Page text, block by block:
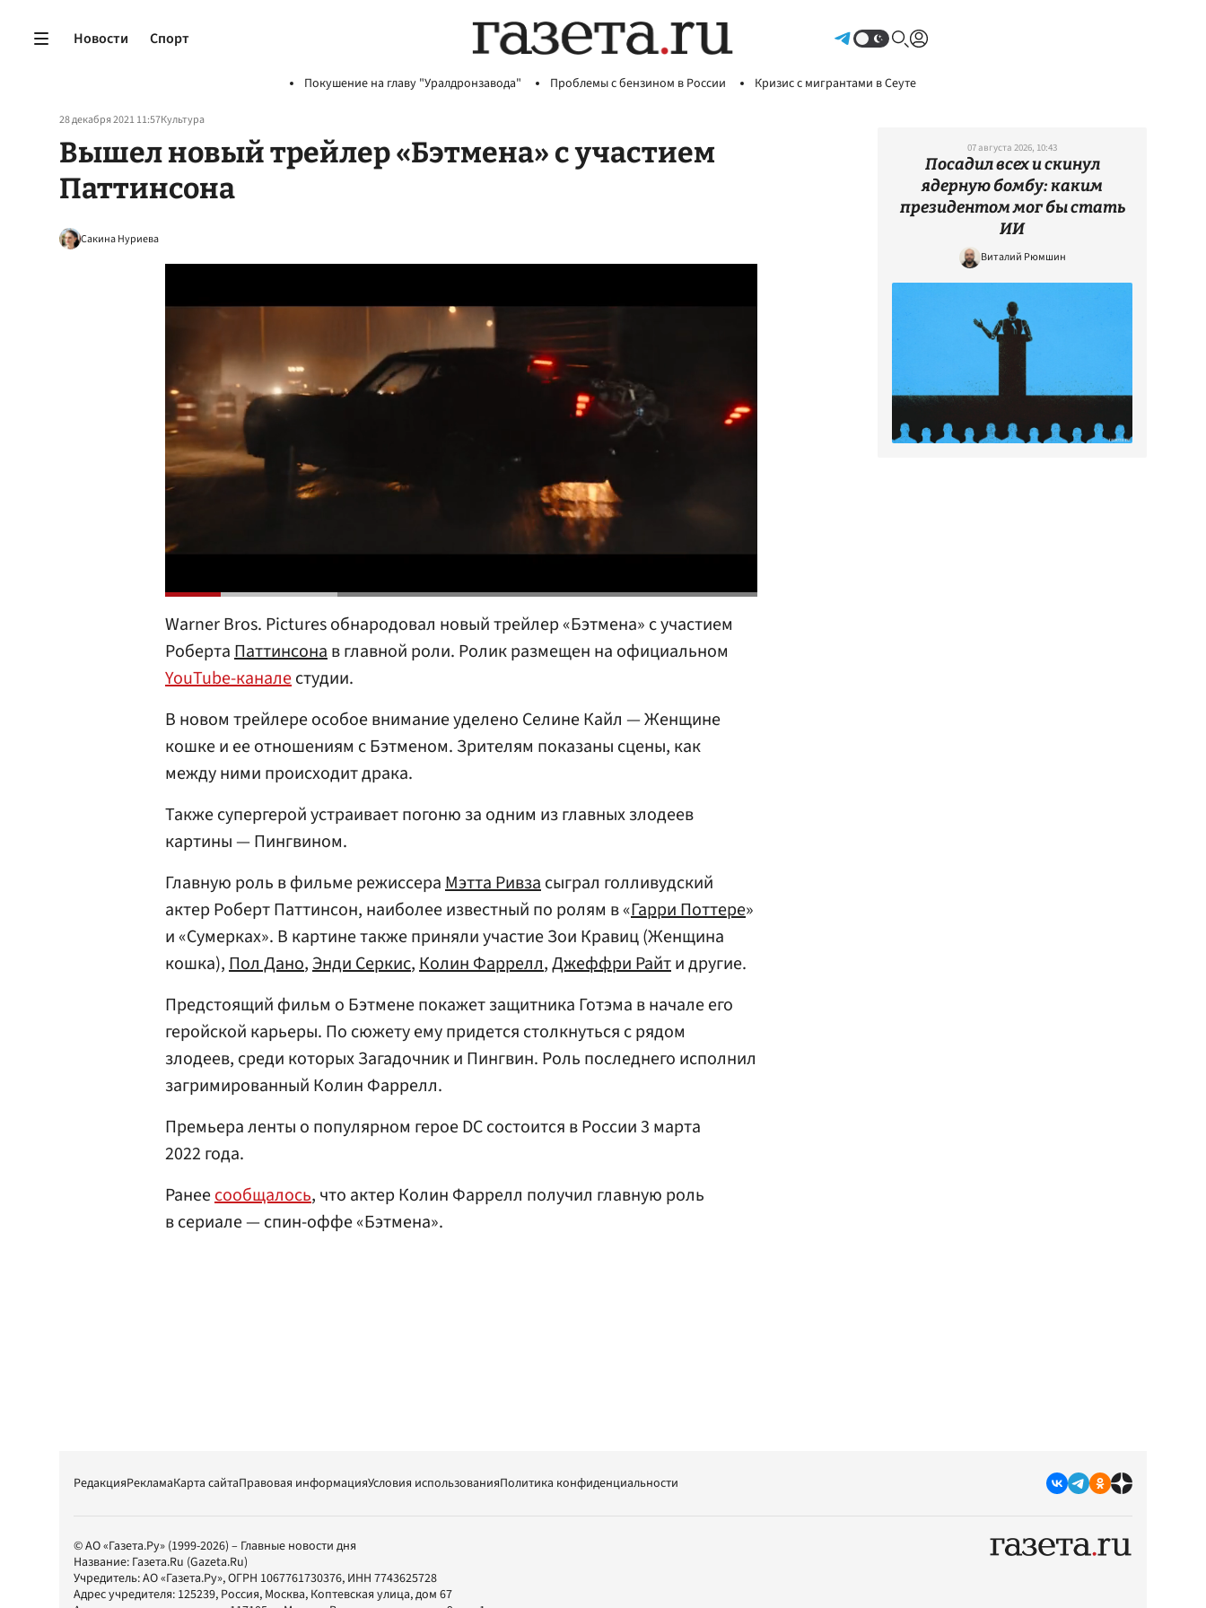
Новости Спорт
Покушение на главу "Уралдронзавода" Проблемы с бензином в России Кризис с мигрантами в Сеуте
28 декабря 2021 11:57Культура
Вышел новый трейлер «Бэтмена» с участием
Паттинсона
Сакина Нуриева
Warner Bros. Pictures обнародовал новый трейлер «Бэтмена» с участием
РобертаПаттинсонав главной роли. Ролик размещен на официальном
YouTube-каналестудии.
В новом трейлере особое внимание уделено Селине Кайл — Женщине
кошке и ее отношениям с Бэтменом. Зрителям показаны сцены, как
между ними происходит драка.
Также супергерой устраивает погоню за одним из главных злодеев
картины — Пингвином.
Главную роль в фильме режиссераМэтта Ривзасыграл голливудский
актер Роберт Паттинсон, наиболее известный по ролям в «Гарри Поттере»
и «Сумерках». В картине также приняли участие Зои Кравиц (Женщина
кошка),Пол Дано,Энди Серкис,Колин Фаррелл,Джеффри Райти другие.
Предстоящий фильм о Бэтмене покажет защитника Готэма в начале его
геройской карьеры. По сюжету ему придется столкнуться с рядом
злодеев, среди которых Загадочник и Пингвин. Роль последнего исполнил
загримированный Колин Фаррелл.
Премьера ленты о популярном герое DC состоится в России 3 марта
2022 года.
Ранеесообщалось, что актер Колин Фаррелл получил главную роль
в сериале — спин-оффе «Бэтмена».
07 августа 2026, 10:43
Посадил всех и скинул
ядерную бомбу: каким
президентом мог бы стать
ИИ
Виталий Рюмшин
РедакцияРекламаКарта сайтаПравовая информацияУсловия использованияПолитика конфиденциальности
© АО «Газета.Ру» (1999-2026) – Главные новости дня
Название: Газета.Ru (Gazeta.Ru)
Учредитель:АО «Газета.Ру», ОГРН 1067761730376, ИНН 7743625728
Адрес учредителя: 125239, Россия, Москва, Коптевская улица, дом 67